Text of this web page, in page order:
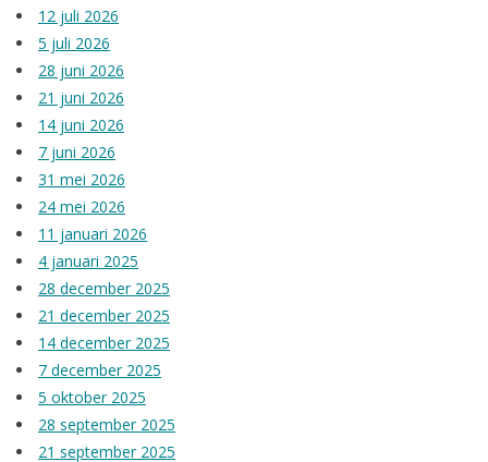
Merken
Beloningen
12 juli 2026
5 juli 2026
28 juni 2026
21 juni 2026
14 juni 2026
7 juni 2026
31 mei 2026
24 mei 2026
11 januari 2026
4 januari 2025
28 december 2025
21 december 2025
14 december 2025
7 december 2025
5 oktober 2025
28 september 2025
21 september 2025